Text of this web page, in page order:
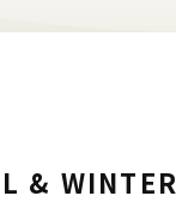
& WINTER